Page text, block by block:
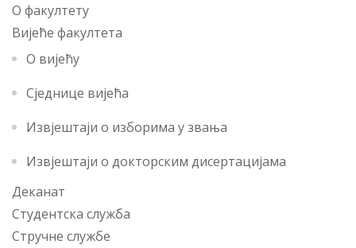
О факултету
Вијеће факултета
О вијећу
Сједнице вијећа
Извјештаји о изборима у звања
Извјештаји о докторским дисертацијама
Деканат
Студентска служба
Стручне службе